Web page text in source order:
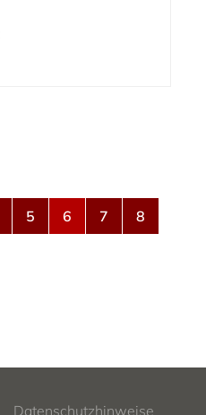
5 6 7
8
Datenschutzhinweise